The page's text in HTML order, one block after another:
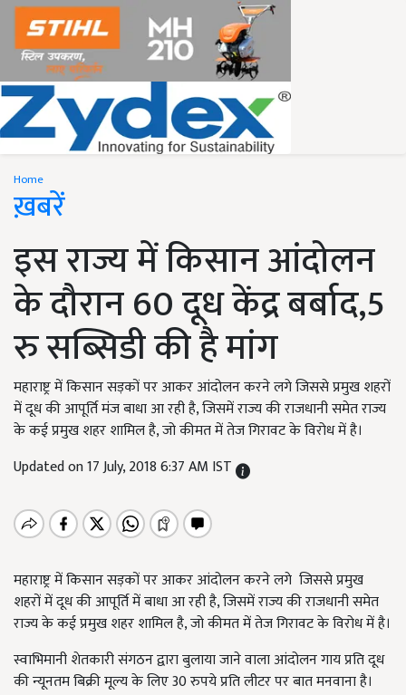
Home
ख़बरें
इस राज्य में किसान आंदोलन
के दौरान 60 दूध केंद्र बर्बाद,5
रु सब्सिडी की है मांग
महाराष्ट्र में किसान सड़कों पर आकर आंदोलन करने लगे जिससे प्रमुख शहरों
में दूध की आपूर्ति मंज बाधा आ रही है, जिसमें राज्य की राजधानी समेत राज्य
के कई प्रमुख शहर शामिल है, जो कीमत में तेज गिरावट के विरोध में है।
Updated on 17 July, 2018 6:37 AM IST
महाराष्ट्र में किसान सड़कों पर आकर आंदोलन करने लगे जिससे प्रमुख
शहरों में दूध की आपूर्ति में बाधा आ रही है, जिसमें राज्य की राजधानी समेत
राज्य के कई प्रमुख शहर शामिल है, जो कीमत में तेज गिरावट के विरोध में है।
स्वाभिमानी शेतकारी संगठन द्वारा बुलाया जाने वाला आंदोलन गाय प्रति दूध
की न्यूनतम बिक्री मूल्य के लिए 30 रुपये प्रति लीटर पर बात मनवाना है।